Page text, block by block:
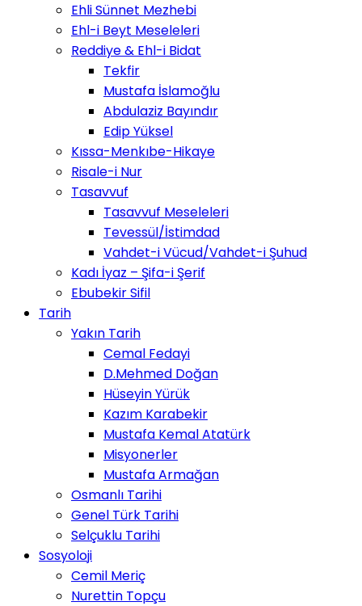
Ehli Sünnet Mezhebi
Ehl-i Beyt Meseleleri
Reddiye & Ehl-i Bidat
Tekfir
Mustafa İslamoğlu
Abdulaziz Bayındır
Edip Yüksel
Kıssa-Menkıbe-Hikaye
Risale-i Nur
Tasavvuf
Tasavvuf Meseleleri
Tevessül/İstimdad
Vahdet-i Vücud/Vahdet-i Şuhud
Kadı İyaz – Şifa-i Şerif
Ebubekir Sifil
Tarih
Yakın Tarih
Cemal Fedayi
D.Mehmed Doğan
Hüseyin Yürük
Kazım Karabekir
Mustafa Kemal Atatürk
Misyonerler
Mustafa Armağan
Osmanlı Tarihi
Genel Türk Tarihi
Selçuklu Tarihi
Sosyoloji
Cemil Meriç
Nurettin Topçu